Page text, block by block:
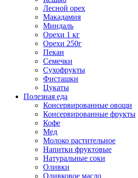
Лесной орех
Макадамия
Миндаль
Орехи 1 кг
Орехи 250г
Пекан
Семечки
Сухофрукты
Фисташки
Цукаты
Полезная еда
Консервированные овощи
Консервированные фрукты
Кофе
Мед
Молоко растительное
Напитки фруктовые
Натуральные соки
Оливки
Оливковое масло